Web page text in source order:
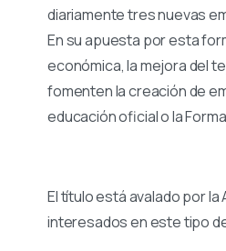
diariamente tres nuevas
En su apuesta por esta
económica, la mejora del
fomenten la creación de
educación oficial o la
El título está avalado por
interesados en este tipo